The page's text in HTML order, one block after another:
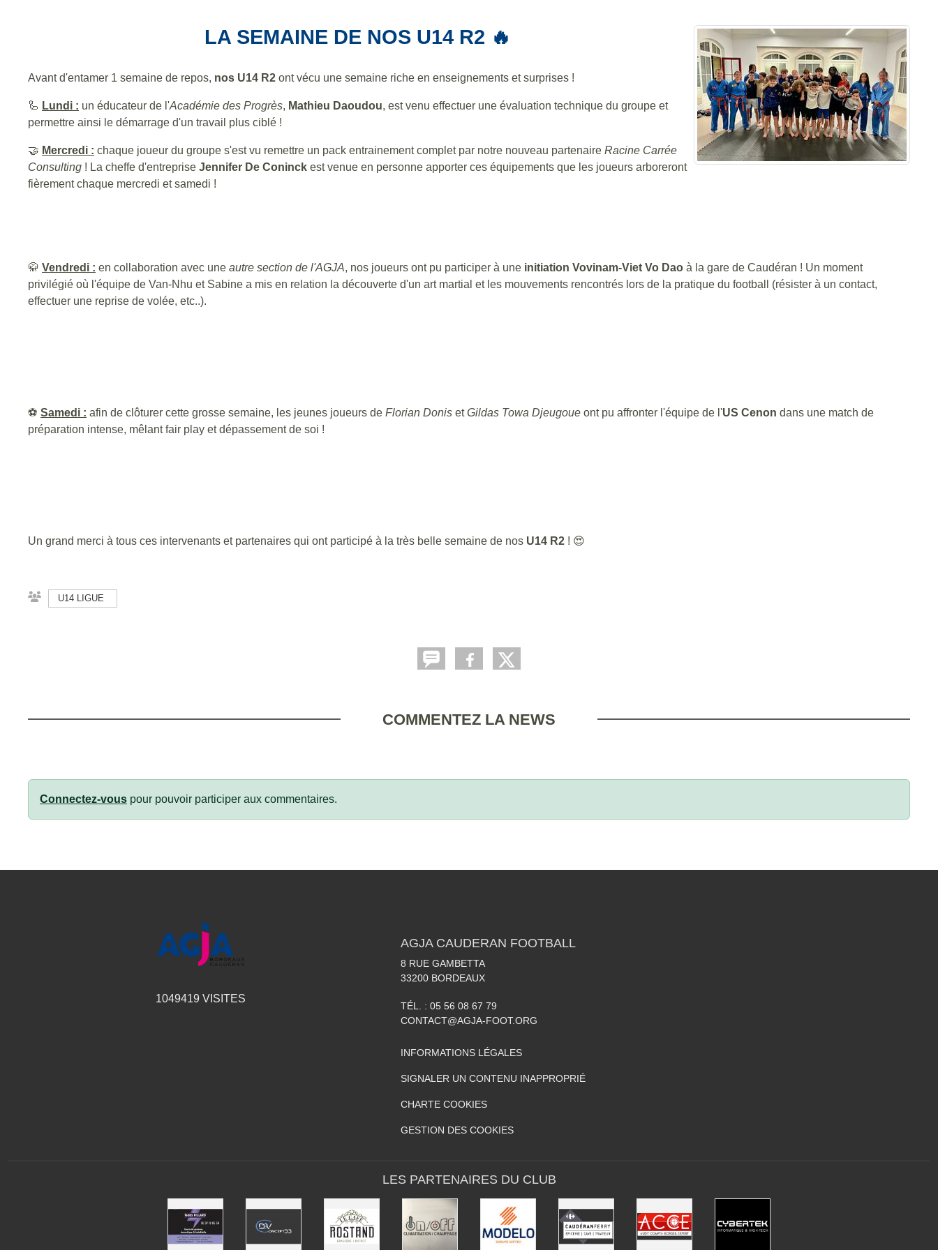
LA SEMAINE DE NOS U14 R2 🔥
Avant d'entamer 1 semaine de repos, nos U14 R2 ont vécu une semaine riche en enseignements et surprises !
🦾 Lundi : un éducateur de l'Académie des Progrès, Mathieu Daoudou, est venu effectuer une évaluation technique du groupe et
permettre ainsi le démarrage d'un travail plus ciblé !
🤝 Mercredi : chaque joueur du groupe s'est vu remettre un pack entrainement complet par notre nouveau partenaire Racine Carrée
Consulting ! La cheffe d'entreprise Jennifer De Coninck est venue en personne apporter ces équipements que les joueurs arboreront
fièrement chaque mercredi et samedi !
🥋 Vendredi : en collaboration avec une autre section de l'AGJA, nos joueurs ont pu participer à une initiation Vovinam-Viet Vo Dao à la gare de Caudéran ! Un moment
privilégié où l'équipe de Van-Nhu et Sabine a mis en relation la découverte d'un art martial et les mouvements rencontrés lors de la pratique du football (résister à un contact,
effectuer une reprise de volée, etc..).
⚽ Samedi : afin de clôturer cette grosse semaine, les jeunes joueurs de Florian Donis etGildas Towa Djeugoue ont pu affronter l'équipe de l'US Cenon dans une match de
préparation intense, mêlant fair play et dépassement de soi !
Un grand merci à tous ces intervenants et partenaires qui ont participé à la très belle semaine de nos U14 R2 ! 😍
U14 LIGUE
COMMENTEZ LA NEWS
Connectez-vous pour pouvoir participer aux commentaires.
1049419 VISITES
AGJA CAUDERAN FOOTBALL
8 RUE GAMBETTA
33200 BORDEAUX
TÉL. : 05 56 08 67 79
CONTACT@AGJA-FOOT.ORG
INFORMATIONS LÉGALES
SIGNALER UN CONTENU INAPPROPRIÉ
CHARTE COOKIES
GESTION DES COOKIES
LES PARTENAIRES DU CLUB